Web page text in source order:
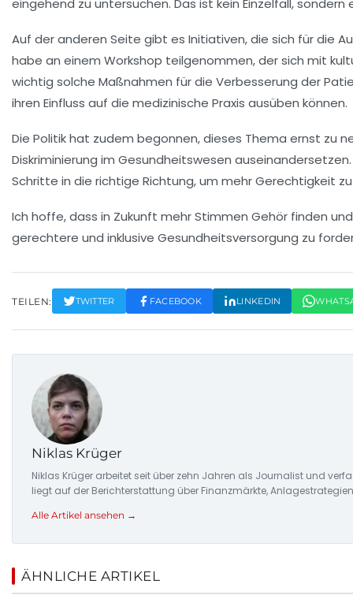
eingehend zu untersuchen. Das ist kein Einzelfall,
Auf der anderen Seite gibt es Initiativen, die sich für die
habe an einem Workshop teilgenommen, der sich mit
wichtig solche Maßnahmen für die Verbesserung der
ihren Einfluss auf die medizinische Praxis ausüben können.
Die Politik hat zudem begonnen, dieses Thema ernst zu
Diskriminierung im Gesundheitswesen
Schritte in die richtige Richtung, um mehrGerechtigkeit
Ich hoffe, dass in Zukunft mehr Stimmen Gehör finden
gerechtere und inklusive Gesundheitsversorgung zu
TEILEN: TWITTER FACEBOOK LINKEDIN
Niklas Krüger
Niklas Krüger arbeitet seit über zehn Jahren als Journalist und
liegt auf der Berichterstattung über Finanzmärkte,
Alle Artikel ansehen →
ÄHNLICHE ARTIKEL